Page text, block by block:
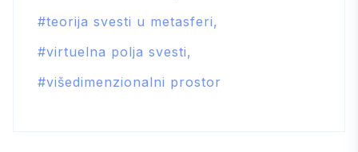
teorija svesti u metasferi
virtuelna polja svesti
višedimenzionalni prostor